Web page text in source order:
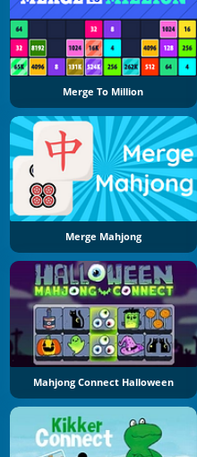
Merge To Million
Merge Mahjong
Mahjong Connect Halloween